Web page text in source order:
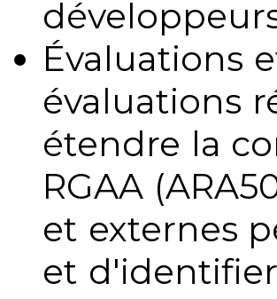
Évaluations
évaluations
étendre la
RGAA
et externes
et